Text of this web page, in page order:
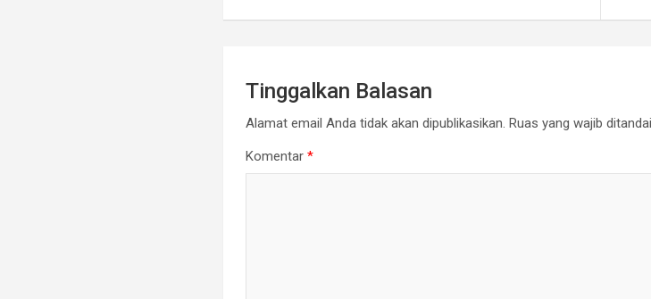
Tinggalkan Balasan
Alamat email Anda tidak akan dipublikasikan. Ruas yang wajib
Komentar*